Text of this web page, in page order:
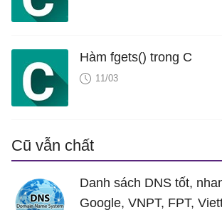
Hàm fgets() trong C
11/03
Cũ vẫn chất
Danh sách DNS tốt,
Google, VNPT, FPT,